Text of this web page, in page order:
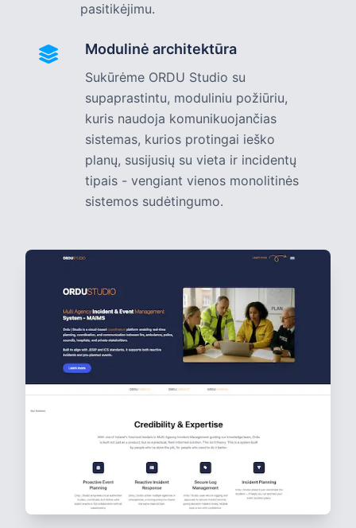
pasitikėjimu.
Modulinė architektūra
Sukūrėme ORDU Studio su
supaprastintu, moduliniu požiūriu,
kuris naudoja komunikuojančias
sistemas, kurios protingai ieško
planų, susijusių su vieta ir incidentų
tipais - vengiant vienos monolitinės
sistemos sudėtingumo.